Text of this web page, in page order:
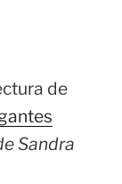
de
Sandra